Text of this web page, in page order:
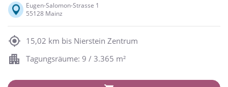
Eugen-Salomon-Strasse 1
55128 Mainz
15,02 km bis Nierstein Zentrum
Tagungsräume: 9 / 3.365 m²